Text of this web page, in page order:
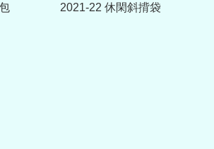
2021-22 休閑斜揹袋